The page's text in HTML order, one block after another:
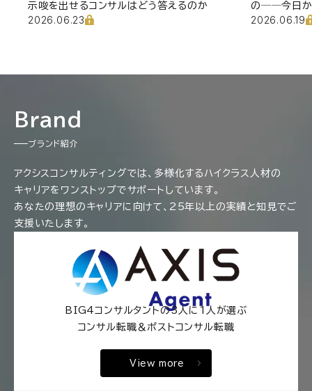
示唆を出せるコンサルはどう答えるのか
2026.06.23
の──今日か
ア
2026.06.19
Brand
ブランド紹介
アクシスコンサルティングでは、多様化するハイクラス人材の
キャリアをワンストップでサポートしています。
あなたの理想のキャリアに向けて、25年以上の実績と知見でご
支援いたします。
BIG4コンサルタントの3人に1人が選ぶ
コンサル転職＆ポストコンサル転職
View more